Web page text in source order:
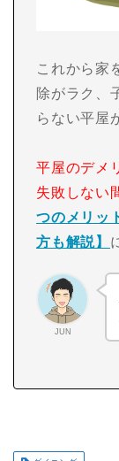
これから家
除がラク、
らない平屋
平屋のデメ
失敗しない
つのメリッ
方も解説】
JUN